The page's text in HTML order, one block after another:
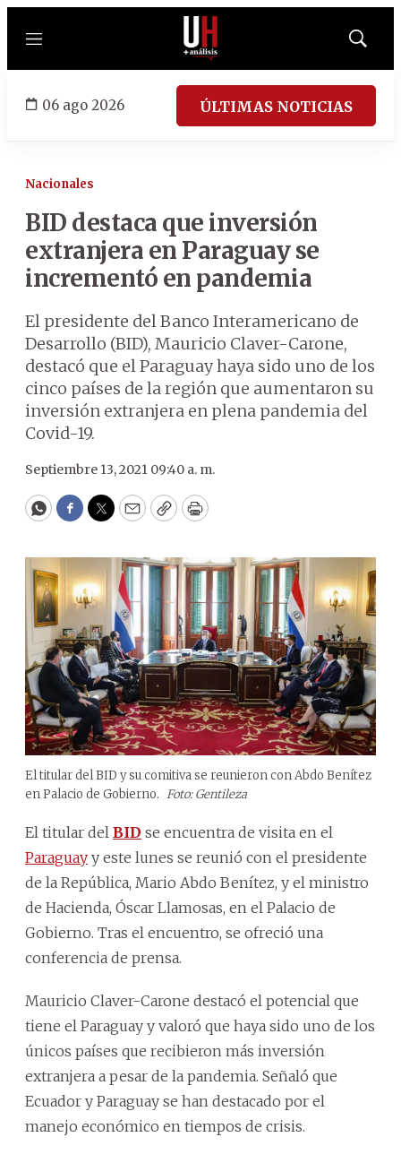
Menú
Mostrar
06 ago 2026 ÚLTIMAS NOTICIAS
Nacionales
BID destaca que inversión
extranjera en Paraguay se
incrementó en pandemia
El presidente del Banco Interamericano de
Desarrollo (BID), Mauricio Claver-Carone,
destacó que el Paraguay haya sido uno de los
cinco países de la región que aumentaron su
inversión extranjera en plena pandemia del
Covid-19.
Septiembre 13, 2021 09:40 a. m.
WhatsApp
Facebook
Twitter
EmailCopyPrint
El titular del BID y su comitiva se reunieron con Abdo Benítez
en Palacio de Gobierno. Foto: Gentileza
El titular del BID se encuentra de visita en el
Paraguay y este lunes se reunió con el presidente
de la República, Mario Abdo Benítez, y el ministro
de Hacienda, Óscar Llamosas, en el Palacio de
Gobierno. Tras el encuentro, se ofreció una
conferencia de prensa.
Mauricio Claver-Carone destacó el potencial que
tiene el Paraguay y valoró que haya sido uno de los
únicos países que recibieron más inversión
extranjera a pesar de la pandemia. Señaló que
Ecuador y Paraguay se han destacado por el
manejo económico en tiempos de crisis.